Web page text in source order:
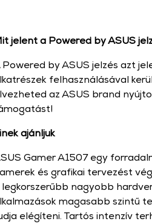
jelent a Powered by ASUS
Powered by ASUS jelzés azt
felhasználásával
az ASUS brand
ajánljuk
Gamer A1507 egy
és grafikai tervezést
legkorszerűbb nagyobb
magasabb szintű
elégíteni. Tartós intenzív